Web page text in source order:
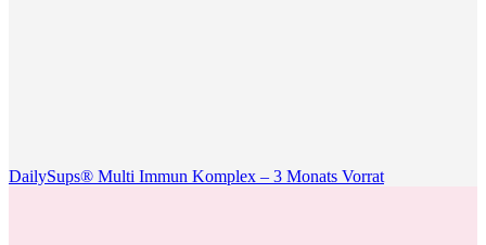
DailySups® Multi Immun Komplex – 3 Monats Vorrat